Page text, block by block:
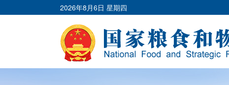
2026年8月6日 星期四